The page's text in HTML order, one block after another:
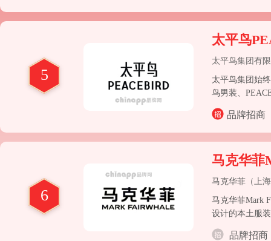
5
太平鸟
太平鸟集团有
太平鸟集团始
鸟男装、
牌矩阵不断完
品牌招商
6
马克华菲
马克华菲（上
马克华菲Mark
设计的本土服
品牌招商